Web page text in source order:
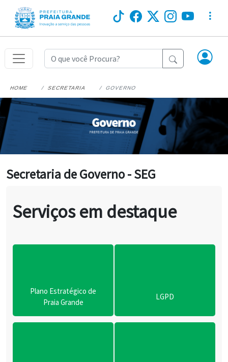
HOME SECRETARIA GOVERNO
Secretaria de Governo - SEG
Serviços em destaque
Plano Estratégico de
Praia Grande
LGPD